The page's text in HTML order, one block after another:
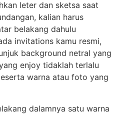
leter dan sketsa saat
kalian harus
belakang dahulu
invitations kamu resmi,
background netral yang
enjoy tidaklah terlalu
warna atau foto yang
dalamnya satu warna